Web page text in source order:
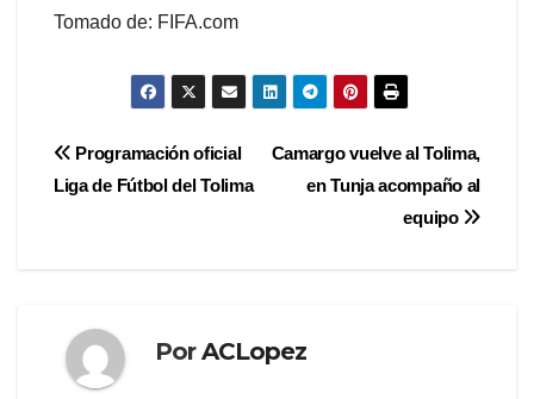
Tomado de: FIFA.com
Navegación
de
Camargo vuelve al Tolima,
en Tunja acompaño al
equipo
Programación oficial
Liga de Fútbol del Tolima
PorACLopez